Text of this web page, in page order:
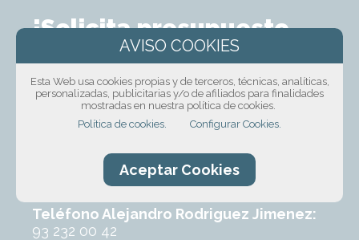
¡Solicita presupuesto
sin compromiso!
Ponte en contacto con nosotros mediante
nuestro formulario, por teléfono o correo
electrónico. Con un poco de información
ofrecerte un primer presupuesto sin
ningún compromiso.
Teléfono Alejandro Rodriguez Jimenez:
93 232 00 42
Esta Web usa cookies propias y de terceros, técnicas, analíticas,
personalizadas, publicitarias y/o de afiliados para finalidades
mostradas en nuestra política de cookies.
Política de cookies.
Configurar Cookies.
Aceptar Cookies